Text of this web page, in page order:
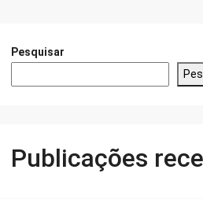
Pesquisar
Publicações